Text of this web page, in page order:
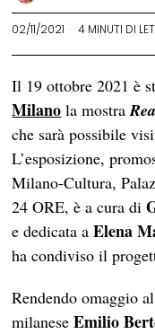
02/11/2021 4 MINUTI DI
Il 19 ottobre 2021 è
Milano la mostra
che sarà possibile
L’esposizione,
Milano-Cultura,
24 ORE, è a cura di
e dedicata aElena
ha condiviso il
Rendendo omaggio
milaneseEmilio